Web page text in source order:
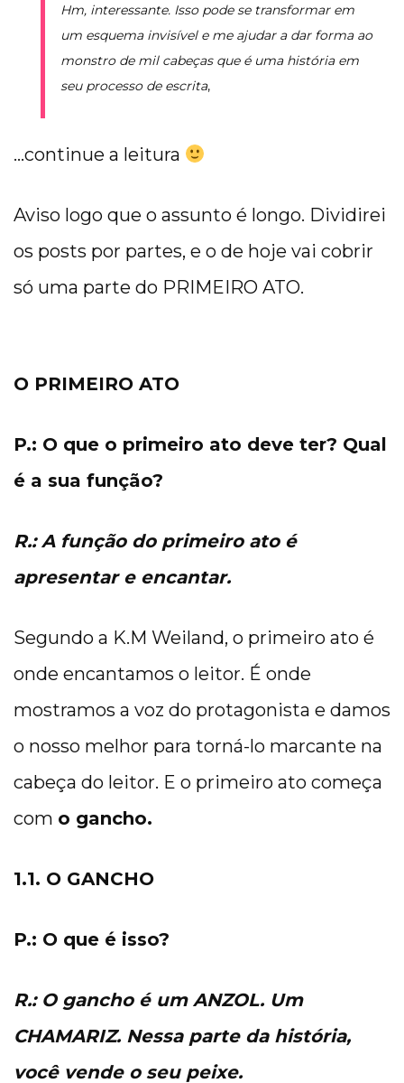
Hm, interessante. Isso pode se transformar em
um esquema invisível e me ajudar a dar forma ao
monstro de mil cabeças que é uma história em
seu processo de escrita,
…continue a leitura
Aviso logo que o assunto é longo. Dividirei
os posts por partes, e o de hoje vai cobrir
só uma parte do PRIMEIRO ATO.
O PRIMEIRO ATO
P.: O que o primeiro ato deve ter? Qual
é a sua função?
R.: A função do primeiro ato é
apresentar e encantar.
Segundo a K.M Weiland, o primeiro ato é
onde encantamos o leitor. É onde
mostramos a voz do protagonista e damos
o nosso melhor para torná-lo marcante na
cabeça do leitor. E o primeiro ato começa
com o gancho.
1.1. O GANCHO
P.: O que é isso?
R.: O gancho é um ANZOL. Um
CHAMARIZ. Nessa parte da história,
você vende o seu peixe.